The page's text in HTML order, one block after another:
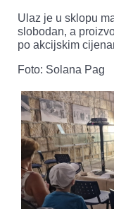
Ulaz je u sklopu
slobodan, a
po akcijskim
Foto: Solana Pag